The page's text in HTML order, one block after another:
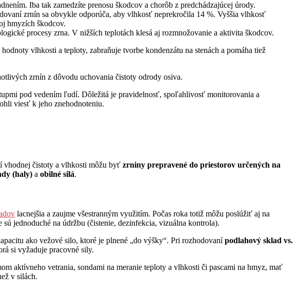
Iba tak zamedzíte prenosu škodcov a chorôb z predchádzajúcej úrody.
zrnín sa obvykle odporúča, aby vlhkosť neprekročila 14 %. Vyššia vlhkosť
hmyzích škodcov.
procesy zrna. V nižších teplotách klesá aj rozmnožovanie a aktivita škodcov.
vlhkosti a teploty, zabraňuje tvorbe kondenzátu na stenách a pomáha tiež
zrnín z dôvodu uchovania čistoty odrody osiva.
pod vedením ľudí. Dôležitá je pravidelnosť, spoľahlivosť monitorovania a
viesť k jeho znehodnoteniu.
vhodnej čistoty a vlhkosti môžu byť zrniny prepravené do priestorov určených na
(haly) a obilné silá.
lacnejšia a zaujme všestranným využitím. Počas roka totiž môžu poslúžiť aj na
jednoduché na údržbu (čistenie, dezinfekcia, vizuálna kontrola).
ako vežové silo, ktoré je plnené „do výšky“. Pri rozhodovanípodlahový sklad vs.
si vyžaduje pracovné sily.
aktívneho vetrania, sondami na meranie teploty a vlhkosti či pascami na hmyz, mať
v silách.